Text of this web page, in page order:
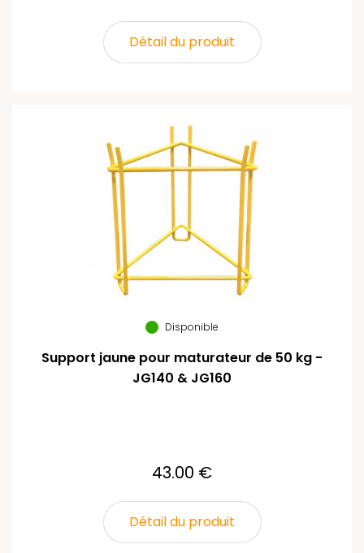
Détail du produit
Disponible
Support jaune pour maturateur de 50 kg -
JG140 & JG160
43.00 €
Détail du produit